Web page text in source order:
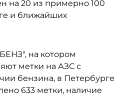
на 20 из примерно 100
и ближайших
на котором
метки на АЗС с
бензина, в Петербурге
633 метки, наличие